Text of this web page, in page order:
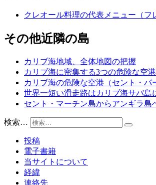
クレオール料理の代表メニュー（フ
その他近隣の島
カリブ海地域、全体地図の把握
カリブ海に密集する3つの危険な空港
カリブ海の危険な空港（セント・バ
世界一短い滑走路はカリブ海サバ島
セント・マーチン島からアンギラ島
検索…
投稿
電子書籍
当サイトについて
経緯
連絡先